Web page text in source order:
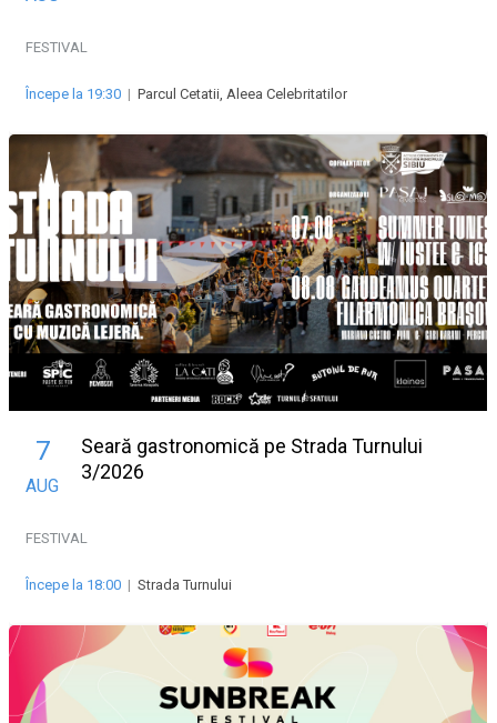
FESTIVAL
Începe la 19:30 | Parcul Cetatii, Aleea Celebritatilor
7
AUG
Seară gastronomică pe Strada Turnului
3/2026
FESTIVAL
Începe la 18:00 | Strada Turnului